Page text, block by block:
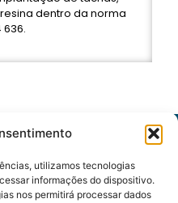
utilizamos tecnologias
informações do dispositivo.
nos permitirá processar dados
dentro da norma
636.
Sede
Administrativa